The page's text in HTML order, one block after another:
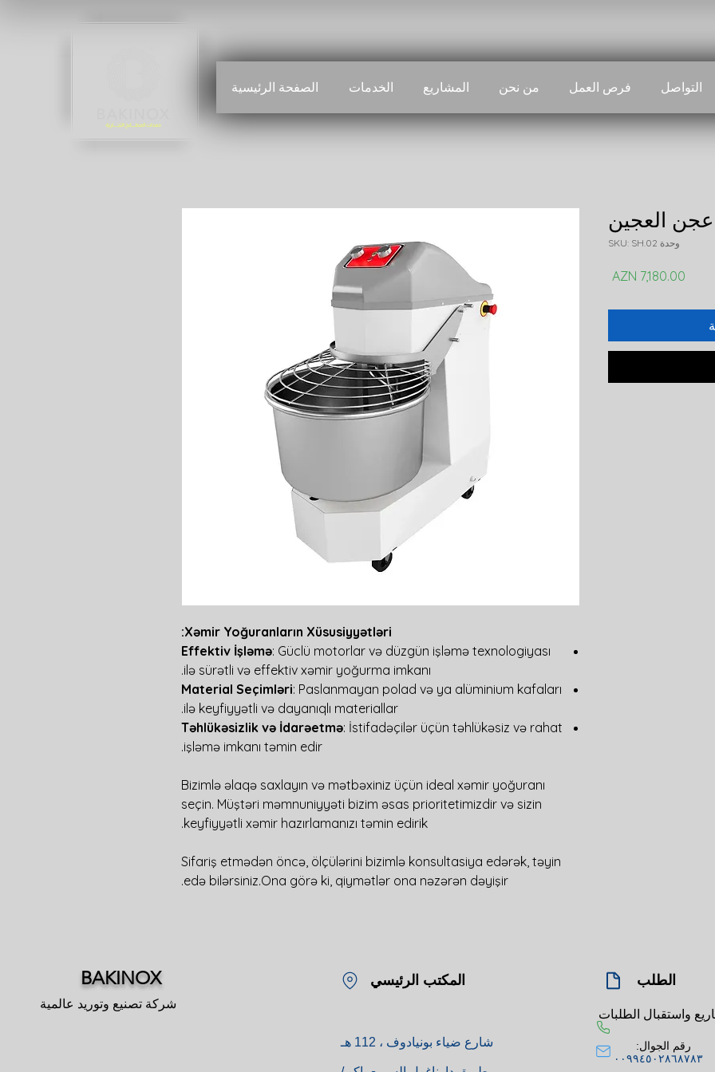
الصفحة الرئيسية الخدمات المشاريع من نحن فرص العمل التواصل
Xəmir Yoğuranların Xüsusiyyətləri:
Effektiv İşləmə: Güclü motorlar və düzgün işləmə texnologiyası
ilə sürətli və effektiv xəmir yoğurma imkanı.
Material Seçimləri: Paslanmayan polad və ya alüminium kafaları
ilə keyfiyyətli və dayanıqlı materiallar.
Təhlükəsizlik və İdarəetmə: İstifadəçilər üçün təhlükəsiz və rahat
işləmə imkanı təmin edir.
Bizimlə əlaqə saxlayın və mətbəxiniz üçün ideal xəmir yoğuranı
seçin. Müştəri məmnuniyyəti bizim əsas prioritetimizdir və sizin
keyfiyyətli xəmir hazırlamanızı təmin edirik.
Sifariş etmədən öncə, ölçülərini bizimlə konsultasiya edərək, təyin
edə bilərsiniz.Ona görə ki, qiymətlər ona nəzərən dəyişir.
عجن العجين
وحدة SKU: SH.02
السعر
BAKINOX
شركة تصنيع وتوريد عالمية
المكتب الرئيسي
شارع ضياء بونيادوف ، 112 هـ
الطلب
رقم الجوال:
٠٠٩٩٤٥٠٢٨٦٨٧٨٣